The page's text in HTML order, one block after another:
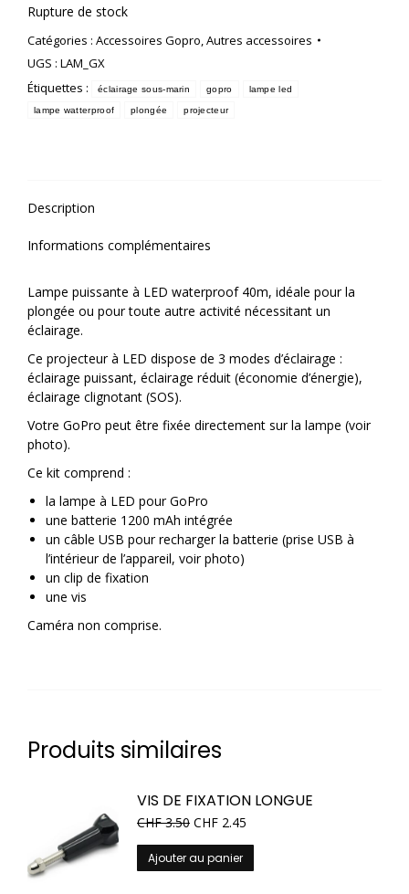
Rupture de stock
Catégories : Accessoires Gopro Autres accessoires
UGS : LAM_GX
Étiquettes :
éclairage sous-marin gopro lampe led
lampe watterproof plongée projecteur
Description
Informations complémentaires
Lampe puissante à LED waterproof 40m, idéale pour la
plongée ou pour toute autre activité nécessitant un
éclairage.
Ce projecteur à LED dispose de 3 modes d’éclairage :
éclairage puissant, éclairage réduit (économie d’énergie),
éclairage clignotant (SOS).
Votre GoPro peut être fixée directement sur la lampe (voir
photo).
Ce kit comprend :
la lampe à LED pour GoPro
une batterie 1200 mAh intégrée
un câble USB pour recharger la batterie (prise USB à
l’intérieur de l’appareil, voir photo)
un clip de fixation
une vis
Caméra non comprise.
Produits similaires
VIS DE FIXATION LONGUE
CHF3.50 CHF 2.45
Ajouter au panier